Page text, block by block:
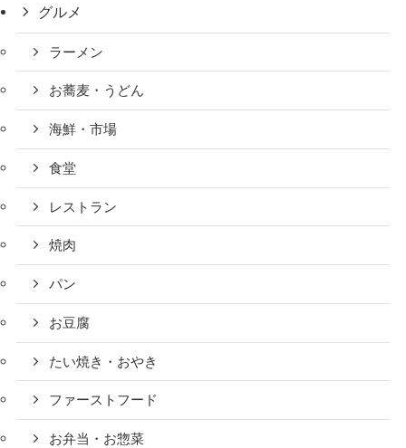
グルメ
ラーメン
お蕎麦・うどん
海鮮・市場
食堂
レストラン
焼肉
パン
お豆腐
たい焼き・おやき
ファーストフード
お弁当・お惣菜